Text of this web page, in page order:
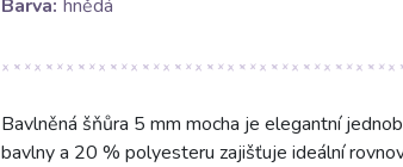
Barva: hnědá
Bavlněná šňůra 5 mm mocha je elegantní
bavlny a 20 % polyesteru zajišťuje ideální